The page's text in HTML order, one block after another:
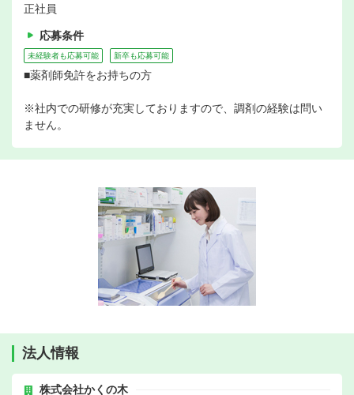
正社員
応募条件
未経験者も応募可能 新卒も応募可能
■薬剤師免許をお持ちの方
※社内での研修が充実しておりますので、調剤の経験は問い
ません。
法人情報
株式会社かくの木